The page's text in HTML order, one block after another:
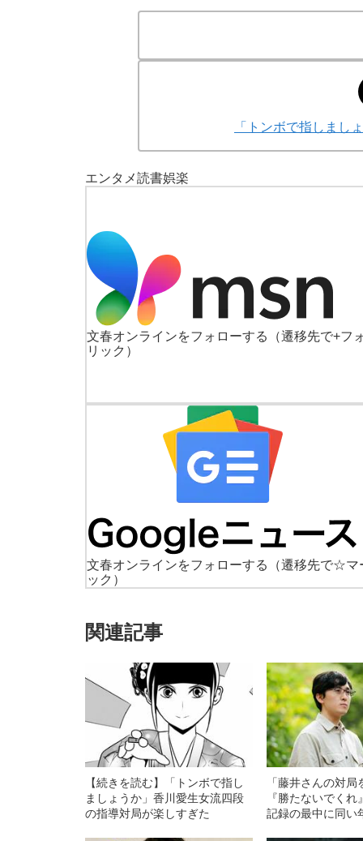
「トンボで指しまし
エンタメ読書娯楽
文春オンラインをフォローする
（遷移先で+フ
リック）
文春オンラインをフォローする
（遷移先で☆マ
ック）
関連記事
【続きを読む】「トンボで指し
ましょうか」香川愛生女流四段
の指導対局が楽しすぎた
「藤井さんの対
『勝たないでく
記録の最中に同い